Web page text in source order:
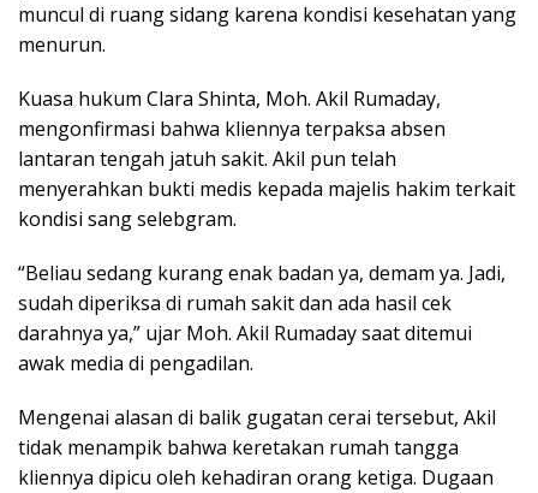
muncul di ruang sidang karena kondisi kesehatan yang
menurun.
Kuasa hukum Clara Shinta, Moh. Akil Rumaday,
mengonfirmasi bahwa kliennya terpaksa absen
lantaran tengah jatuh sakit. Akil pun telah
menyerahkan bukti medis kepada majelis hakim terkait
kondisi sang selebgram.
“Beliau sedang kurang enak badan ya, demam ya. Jadi,
sudah diperiksa di rumah sakit dan ada hasil cek
darahnya ya,” ujar Moh. Akil Rumaday saat ditemui
awak media di pengadilan.
Mengenai alasan di balik gugatan cerai tersebut, Akil
tidak menampik bahwa keretakan rumah tangga
kliennya dipicu oleh kehadiran orang ketiga. Dugaan